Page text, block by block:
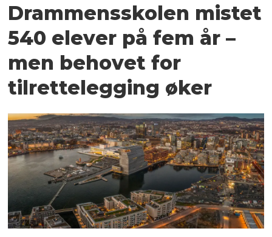
Drammensskolen mistet
540 elever på fem år –
men behovet for
tilrettelegging øker